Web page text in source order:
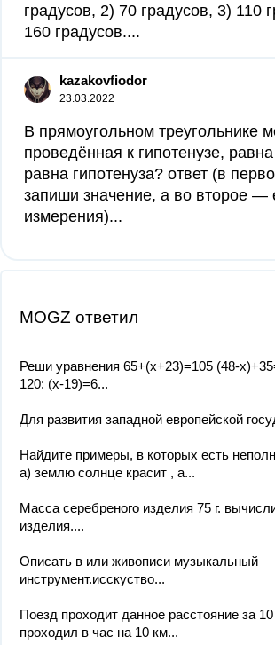
градусов, 2) 70 градусов, 3) 110
160 градусов....
kazakovfiodor
23.03.2022
В прямоугольном треугольнике
проведённая к гипотенузе,
равна гипотенуза? ответ (в
запиши значение, а во второе —
измерения)...
MOGZ ответил
Реши уравнения 65+(x+23)=105 (48-
120: (x-19)=6...
Для развития западной европейской
Найдите примеры, в которых есть
а) землю солнце красит , а...
Масса серебреного изделия 75 г.
изделия....
Описать в или живописи музыкальный
инструмент.исскуство...
Поезд проходит данное расстояние за
проходил в час на 10 км...